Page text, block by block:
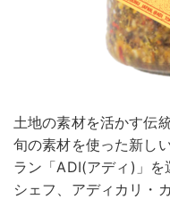
土地の素材を活かす伝
旬の素材を使った新し
ラン「ADI(アディ)」
シェフ、アディカリ・